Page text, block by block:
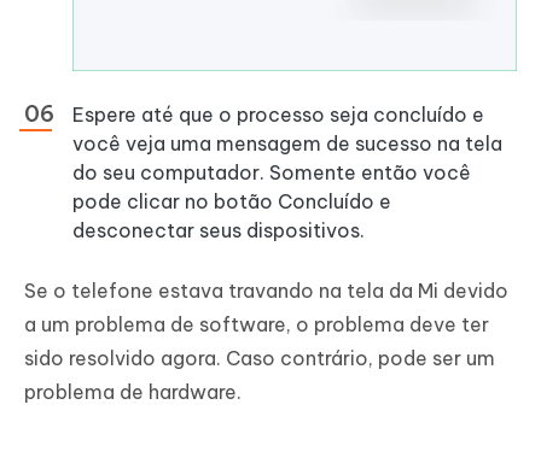
Espere até que o processo seja concluído e
você veja uma mensagem de sucesso na tela
do seu computador. Somente então você
pode clicar no botão Concluído e
desconectar seus dispositivos.
Se o telefone estava travando na tela da Mi devido
a um problema de software, o problema deve ter
sido resolvido agora. Caso contrário, pode ser um
problema de hardware.